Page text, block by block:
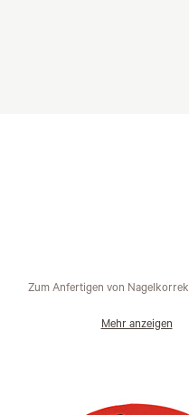
Zum Anfertigen von
Mehr anzeigen